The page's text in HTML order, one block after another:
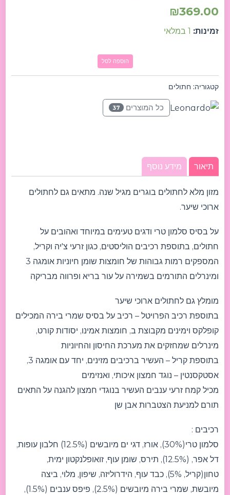
₪369.00
זמינות: 1 במלאי
הוספה לסל
קטגוריה: חתולים
כל המוצרים 37
תיאור מידע נוסף
מזון מלא לחתולים בוגרים מגיל שנה. מתאים גם לחתולים
ארוכי שיער.
על בסיס סלמון טרי ודגים טעימים במיוחד ואהובים על
חתולים, בתוספת רכיבים הוליסטים, כגון זרעי צ'יה וקריל,
המספקים רמות גבוהות של חומצות שומן חיוניות אומגה 3
ומינרלים התורמים בשמירה על עור בריא ופרווה מבריקה
מומלץ גם לחתולים ארוכי שיער
בתוספת רכיב הפרויטל – רכיב על בסיס שמרי בירה המכילים
קופלקס וימינים מקבוצת ב, חומצות אמינו, יסודות קורט,
מינרלים שמחזקים את מערכת החיסון והחיוניות
בתוספת קריל – העשיר ברכיבים מזינים, יחד עם אומגה 3,
אסטקסנטין – נוגד חמצון איכותי, ואנזימים
מכיל קמח זרעי ענבים העשיר בנוגדי חמצון להגנה על התאים
תורם למניעת הצטברות אבן שן
רכיבים :
סלמון טרי(30%), אורז, דגי ים מיובשים (12.5%) חלבון עופות,
דל אפר, (12.5%), תירס, שומן עוף, זואופלנקטון ימית,
טחון(קריל, 5%), כבד עוף, הידרוליזה, שיפון, מלוי, ביצה
מיובשת, שמרי בירה מיובשים (2.5%), פיפס ענבים (1.5%),